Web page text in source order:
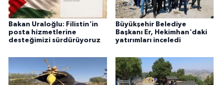
Bakan Uraloğlu: Filistin'in
posta hizmetlerine
desteğimizi sürdürüyoruz
Büyükşehir Belediye
Başkanı Er, Hekimhan'daki
yatırımları inceledi